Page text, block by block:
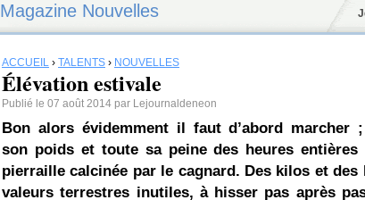
Magazine Nouvelles
ACCUEIL › TALENTS › NOUVELLES
Élévation estivale
Publié le 07 août 2014 par Lejournaldeneon
Bon alors évidemment il faut d’abord marcher
son poids et toute sa peine des heures entières
pierraille calcinée par le cagnard. Des kilos et des
valeurs terrestres inutiles, à hisser pas après